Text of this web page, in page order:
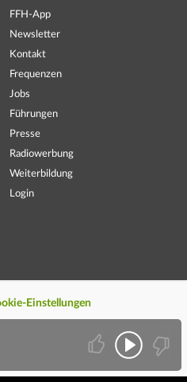
FFH-App
Newsletter
Kontakt
Frequenzen
Jobs
Führungen
Presse
Radiowerbung
Weiterbildung
Login
Einstellungen